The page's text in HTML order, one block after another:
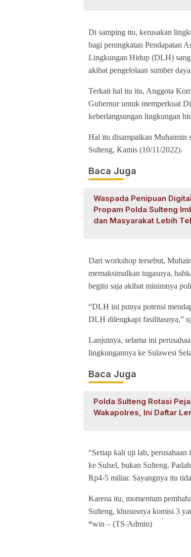
Di samping itu, kerusakan
bagi peningkatan Pendapatan
Lingkungan Hidup (DLH)
akibat pengelolaan sumber
Terkait hal itu itu, Anggota
Gubernur untuk memperkuat
keberlangsungan lingkungan
Hal itu disampaikan Muhaimin
Sulteng, Kamis (10/11/2022).
Baca Juga
Waspada Penipuan
Propam Polda Sulteng
dan Masyarakat Lebih
Dari workshop tersebut,
memaksimalkan tugasnya,
begitu saja akibat minimnya
“DLH ini punya potensi
DLH dilengkapi fasilitasnya,”
Lanjutnya, selama ini
lingkungannya ke Sulawesi
Baca Juga
Polda Sulteng Rotasi
Wakapolres, Ini Daftar
“Setiap kali uji lab, perusahaan
ke Sulsel, bukan Sulteng.
Rp4-5 miliar. Sayangnya itu
Karena itu, momentum
Sulteng, khususnya komisi 3
*win – (TS-Admin)